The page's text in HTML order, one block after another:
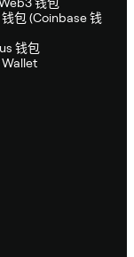
钱包 (Coinbase 钱
钱包